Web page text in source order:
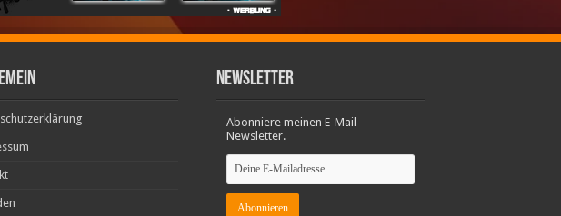
Newsletter
Abonniere meinen E-Mail-
Newsletter.